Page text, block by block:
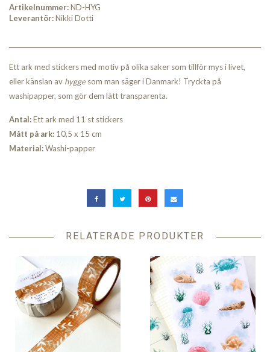
Artikelnummer:ND-HYG
Leverantör:Nikki Dotti
Ett ark med stickers med motiv på olika saker som tillför mys i livet,
eller känslan av hyggesom man säger i Danmark! Tryckta på
washipapper, som gör dem lätt transparenta.
Antal:Ett ark med 11 st stickers
Mått på ark: 10,5 x 15 cm
Material:Washi-papper
RELATERADE PRODUKTER